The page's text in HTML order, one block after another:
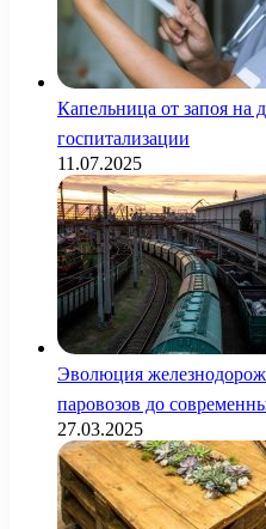
Капельница от запоя на
госпитализации
11.07.2025
Эволюция
паровозов до
27.03.2025